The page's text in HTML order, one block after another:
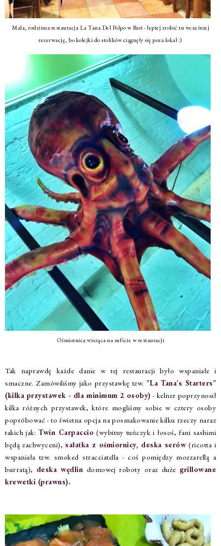
Mała, rodzinna restauracja La Tana Del Polpo w Bari - lepiej zrobić tu wcześniej
rezerwację, bo kolejki do stolików ciągnęły się poza lokal :)
Ośmiornica wisząca na suficie w restauracji
Tak naprawdę każde danie w tej restauracji było wspaniałe i
smaczne. Zamówiliśmy jako przystawkę tzw. "La Tana's Starters"
(kilka przystawek - dla minimum 2 osoby) - kelner poprzynosił
kilka różnych przystawek, które mogliśmy sobie w cztery osoby
popróbować - to świetna opcja na posmakowanie kilku rzeczy naraz
takich jak:Twin Carpaccio (wybitny tuńczyk i łosoś, fani sashimi
będą zachwyceni),sałatka z ośmiornicy, deska serów (ricotta i
wspaniała tzw. smoked stracciatella - coś pomiędzy mozzarellą a
burratą), deska wędlin domowej roboty oraz duże grillowane
krewetki (prawns).